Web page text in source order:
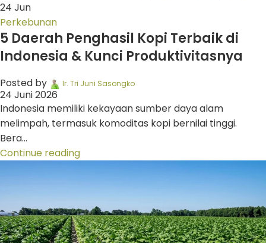
24 Jun
Perkebunan
5 Daerah Penghasil Kopi Terbaik di
Indonesia & Kunci Produktivitasnya
Posted by Ir. Tri Juni Sasongko
24 Juni 2026
Indonesia memiliki kekayaan sumber daya alam
melimpah, termasuk komoditas kopi bernilai tinggi.
Bera...
Continue reading